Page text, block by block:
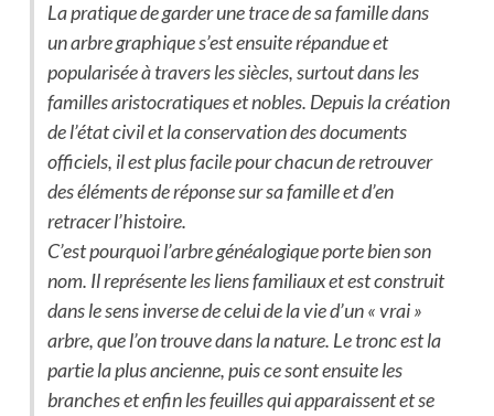
La pratique de garder une trace de sa famille dans
un arbre graphique s’est ensuite répandue et
popularisée à travers les siècles, surtout dans les
familles aristocratiques et nobles. Depuis la création
de l’état civil et la conservation des documents
officiels, il est plus facile pour chacun de retrouver
des éléments de réponse sur sa famille et d’en
retracer l’histoire.
C’est pourquoi l’arbre généalogique porte bien son
nom. Il représente les liens familiaux et est construit
dans le sens inverse de celui de la vie d’un « vrai »
arbre, que l’on trouve dans la nature. Le tronc est la
partie la plus ancienne, puis ce sont ensuite les
branches et enfin les feuilles qui apparaissent et se